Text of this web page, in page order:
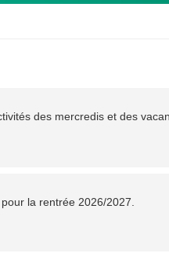
des mercredis et des
la rentrée 2026/2027.